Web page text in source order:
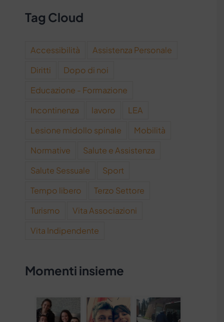
Tag Cloud
Accessibilità
Assistenza Personale
Diritti
Dopo di noi
Educazione - Formazione
Incontinenza
lavoro
LEA
Lesione midollo spinale
Mobilità
Normative
Salute e Assistenza
Salute Sessuale
Sport
Tempo libero
Terzo Settore
Turismo
Vita Associazioni
Vita Indipendente
Momenti insieme